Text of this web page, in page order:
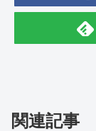
関連記事